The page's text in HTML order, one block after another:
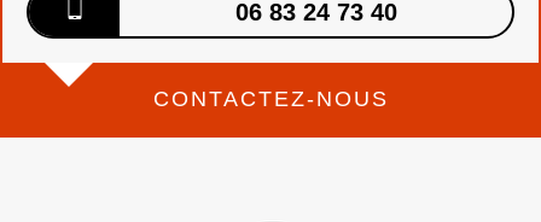
06 83 24 73 40
CONTACTEZ-NOUS